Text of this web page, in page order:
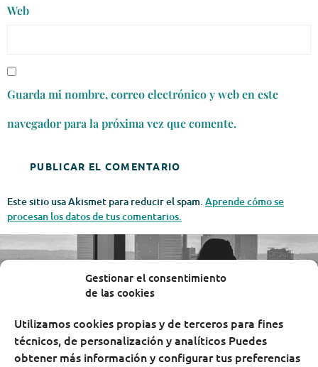
Gestionar el consentimiento
de las cookies
Utilizamos cookies propias y de terceros para fines
técnicos, de personalización y analíticos Puedes
obtener más información y configurar tus preferencias
Web
Guarda mi nombre, correo electrónico y web en este
navegador para la próxima vez que comente.
Este sitio usa Akismet para reducir el spam. Aprende cómo se
procesan los datos de tus comentarios.